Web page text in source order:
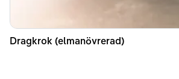
Dragkrok (elmanövrerad)